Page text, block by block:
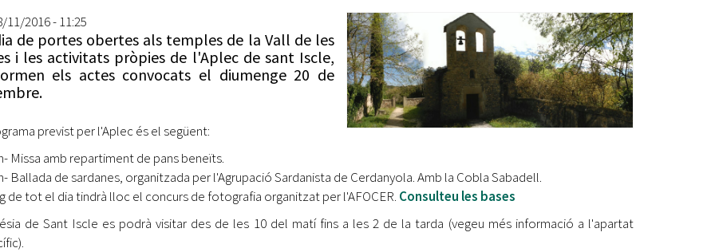
Ètica i Integritat
Retiment de Comptes
Accés a Informació Pública
Catàleg de Serveis i Tràmits
jove 2026
Cerdanyola opta a més de 5 milions d'euros del Pla de
Barris per transformar les Fontetes, Quatre Cantons i
l'entorn de l'avinguda Catalunya
El FIT presenta el cartell de la seva 16a edició i dona el
tret de sortida al festival
L’Ajuntament reparteix ulleres gratuïtes per veure
l'eclipsi solar
Entitats
Equipaments
Webs Municipals
11/2016 - 11:25
de portes obertes als temples de la Vall de les
i les activitats pròpies de l'Aplec de sant Iscle,
els actes convocats el diumenge 20 de
previst per l'Aplec és el següent:
Missa amb repartiment de pans beneïts.
Ballada de sardanes, organitzada per l'Agrupació Sardanista de Cerdanyola. Amb la Cobla Sabadell.
de tot el dia tindrà lloc el concurs de fotografia organitzat per l'AFOCER. Consulteu les bases
de Sant Iscle es podrà visitar des de les 10 del matí fins a les 2 de la tarda (vegeu més informació a l'apartat